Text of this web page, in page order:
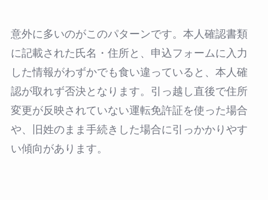
意外に多いのがこのパターンです。本人確認書類
に記載された氏名・住所と、申込フォームに入力
した情報がわずかでも食い違っていると、本人確
認が取れず否決となります。引っ越し直後で住所
変更が反映されていない運転免許証を使った場合
や、旧姓のまま手続きした場合に引っかかりやす
い傾向があります。